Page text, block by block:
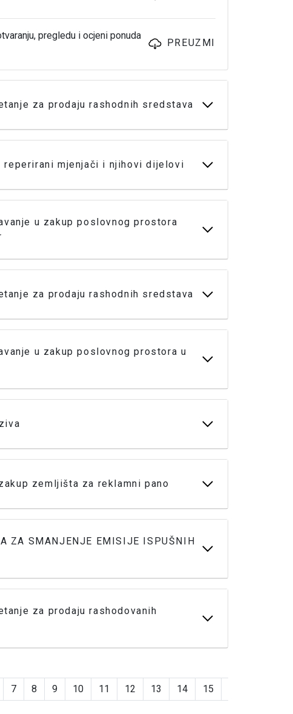
pregledu i ocjeni ponuda
PREUZMI
za prodaju rashodnih sredstava
reperirani mjenjači i njihovi dijelovi
u zakup poslovnog prostora
za prodaju rashodnih sredstava
u zakup poslovnog prostora u
zemljišta za reklamni pano
ZA SMANJENJE EMISIJE ISPUŠNIH
za prodaju rashodovanih
7 8 9 10 11 12 13 14 15